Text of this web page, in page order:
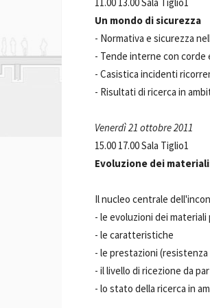
Un mondo di sicurezza
- Normativa e sicurezza
- Tende interne con
- Casistica incidenti
- Risultati di ricerca in
Venerdì 21 ottobre 2011
15.00 17.00 Sala Tiglio1
Evoluzione dei
Il nucleo centrale
- le evoluzioni dei
- le caratteristiche
- le prestazioni
- il livello di ricezione da
- lo stato della ricerca in